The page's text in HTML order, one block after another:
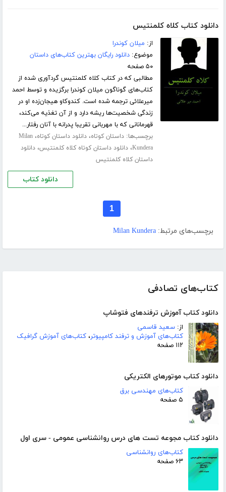
کتاب‌های تصادفی
دانلود کتاب آموزش ترفندهای فتوشاپ
از: سعید قاسمی
کتاب‌های آموزش و ترفند کامپیوتر، کتاب‌های آموزش گرافیک
۱۱۲ صفحه
دانلود کتاب موتورهای الکتریکی
کتاب‌های مهندسی برق
۵ صفحه
دانلود کتاب مجوعه تست های درس روانشناسی عمومی - سری اول
کتاب‌های روانشناسی
۶۳ صفحه
دانلود کتاب کلاه کلمنتیس
از: میلان کوندرا
موضوع:دانلود رایگان بهترین کتاب‌های داستان
۵۰ صفحه
مطالبی که در کتاب کلاه کلمنتیس گردآوری شده از
کتاب‌های گوناگون میلان کوندرا برگزیده و توسط احمد
میرعلائی ترجمه شده است. کندوکاو هیجان‌زده او در
زندگی شخصیت‌ها ریشه دارد و از آن تغذیه می‌کند،
قهرمانانی که با مهربانی تقریبا پدرانه با آنان رفتار...
برچسب‌ها:داستان کوتاه،دانلود داستان کوتاه،Milan
Kundera،دانلود داستان کوتاه کلاه کلمنتیس،دانلود
داستان کلاه کلمنتیس
دانلود کتاب
1
برچسب‌های مرتبط: Milan Kundera